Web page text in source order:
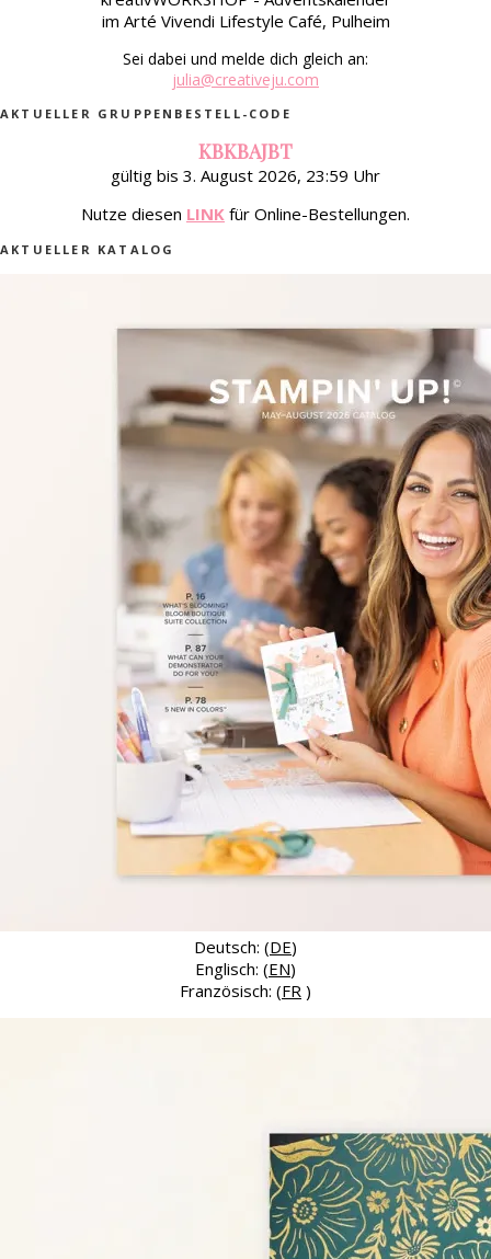
im Arté Vivendi Lifestyle Café, Pulheim
Sei dabei und melde dich gleich an:
julia@creativeju.com
AKTUELLER GRUPPENBESTELL-CODE
KBKBAJBT
gültig bis 3. August 2026, 23:59 Uhr
Nutze diesen LINK für Online-Bestellungen.
AKTUELLER KATALOG
Deutsch: (DE)
Englisch: (EN)
Französisch: (FR )